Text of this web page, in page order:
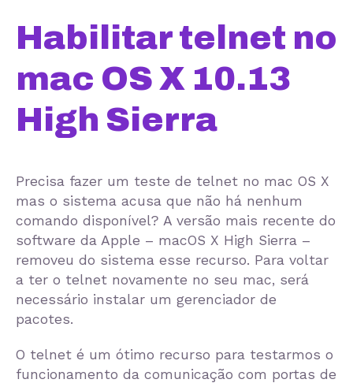
Habilitar telnet no
mac OS X 10.13
High Sierra
Precisa fazer um teste de telnet no mac OS X
mas o sistema acusa que não há nenhum
comando disponível? A versão mais recente do
software da Apple – macOS X High Sierra –
removeu do sistema esse recurso. Para voltar
a ter o telnet novamente no seu mac, será
necessário instalar um gerenciador de
pacotes.
O telnet é um ótimo recurso para testarmos o
funcionamento da comunicação com portas de